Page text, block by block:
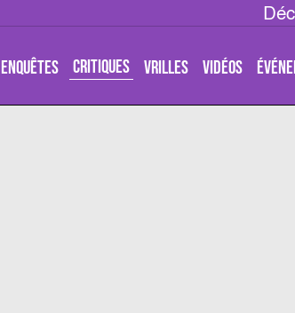
ENQUÊTES CRITIQUES VRILLES VIDÉOS